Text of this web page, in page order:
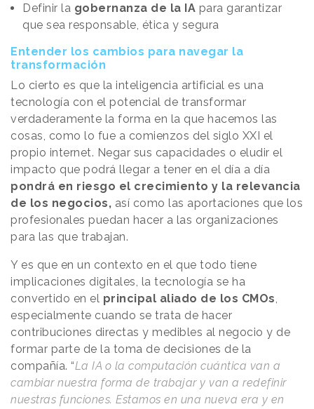
Definir la gobernanza de la IA para garantizar
que sea responsable, ética y segura
Entender los cambios para navegar la
transformación
Lo cierto es que la inteligencia artificial es una
tecnología con el potencial de transformar
verdaderamente la forma en la que hacemos las
cosas, como lo fue a comienzos del siglo XXI el
propio internet. Negar sus capacidades o eludir el
impacto que podrá llegar a tener en el día a día
pondrá en riesgo el crecimiento y la relevancia
de los negocios, así como las aportaciones que los
profesionales puedan hacer a las organizaciones
para las que trabajan.
Y es que en un contexto en el que todo tiene
implicaciones digitales, la tecnología se ha
convertido en el principal aliado de los CMOs
especialmente cuando se trata de hacer
contribuciones directas y medibles al negocio y de
formar parte de la toma de decisiones de la
compañía. “La IA o la computación cuántica van a
cambiar nuestra forma de trabajar y van a redefinir
nuestras funciones. Estamos en una nueva era y en